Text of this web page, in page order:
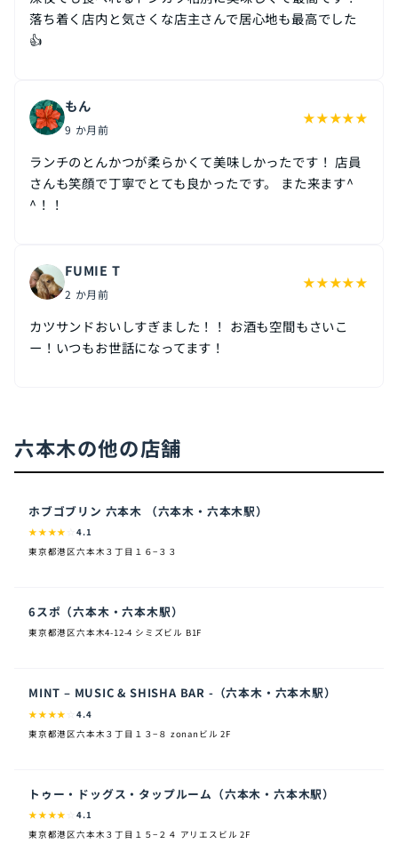
落ち着く店内と気さくな店主さんで居心地も最高でした
👍
もん
9 か月前
★★★★★
ランチのとんかつが柔らかくて美味しかったです！ 店員
さんも笑顔で丁寧でとても良かったです。 また来ます^
^！！
FUMIE T
2 か月前
★★★★★
カツサンドおいしすぎました！！ お酒も空間もさいこ
ー！いつもお世話になってます！
六本木の他の店舗
ホブゴブリン 六本木 （六本木・六本木駅）
★★★★ ☆4.1
東京都港区六本木３丁目１６−３３
6スポ（六本木・六本木駅）
東京都港区六本木4-12-4 シミズビル B1F
MINT – MUSIC & SHISHA BAR -（六本木・六本木駅）
★★★★ ☆4.4
東京都港区六本木３丁目１３−８ zonanビル 2F
トゥー・ドッグス・タップルーム（六本木・六本木駅）
★★★★ ☆4.1
東京都港区六本木３丁目１５−２４ アリエスビル 2F